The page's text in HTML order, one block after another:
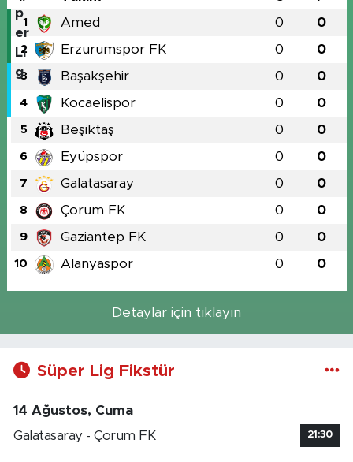
1 Amed 0 0
2 Erzurumspor FK 0 0
3 Başakşehir 0 0
4 Kocaelispor 0 0
5 Beşiktaş 0 0
6 Eyüpspor 0 0
7 Galatasaray 0 0
8 Çorum FK 0 0
9 Gaziantep FK 0 0
10 Alanyaspor 0 0
Detaylar için tıklayın
Süper Lig Fikstür
14 Ağustos, Cuma
Galatasaray - Çorum FK
21:30